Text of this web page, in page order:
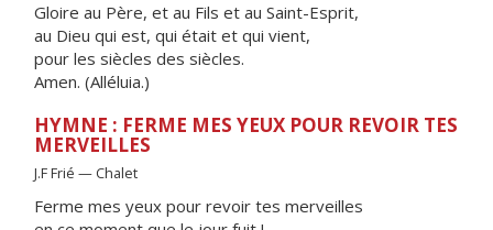
Gloire au Père, et au Fils et au Saint-Esprit,
au Dieu qui est, qui était et qui vient,
pour les siècles des siècles.
Amen. (Alléluia.)
HYMNE : FERME MES YEUX POUR REVOIR TES
MERVEILLES
J.F Frié — Chalet
Ferme mes yeux pour revoir tes merveilles